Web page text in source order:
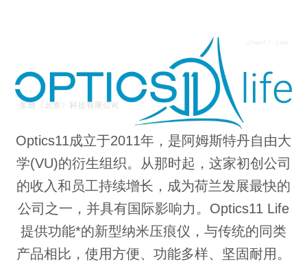
Optics11成立于2011年，是阿姆斯特丹自由大
学(VU)的衍生组织。从那时起，这家初创公司
的收入和员工持续增长，成为荷兰发展最快的
公司之一，并具有国际影响力。Optics11 Life
提供功能*的新型纳米压痕仪，与传统的同类
产品相比，使用方便、功能多样、坚固耐用。